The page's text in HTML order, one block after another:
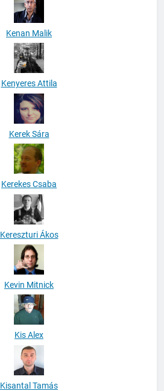
Kenan Malik
Kenyeres Attila
Kerek Sára
Kerekes Csaba
Kereszturi Ákos
Kevin Mitnick
Kis Alex
Kisantal Tamás